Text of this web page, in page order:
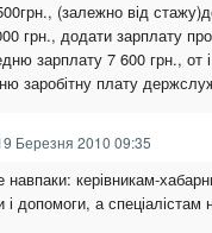
(залежно від
грн., додати зарплату
зарплату 7 600 грн., от
заробітну плату
Березня 2010 09:35
керівникам-
і допомоги, а